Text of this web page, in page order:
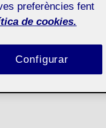
preferències fent
de cookies.
Configurar